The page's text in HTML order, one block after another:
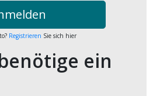
Registrieren Sie sich hier
ein